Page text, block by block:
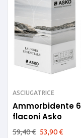
ASCIUGATRICE
Ammorbidente 6
flaconi Asko
59,40€ 53,90€